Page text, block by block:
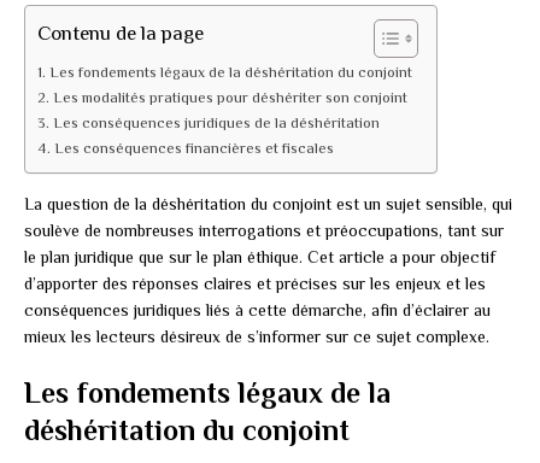
Contenu de la page
Les fondements légaux de la déshéritation du conjoint
Les modalités pratiques pour déshériter son conjoint
Les conséquences juridiques de la déshéritation
Les conséquences financières et fiscales
La question de la déshéritation du conjoint est un sujet sensible, qui
soulève de nombreuses interrogations et préoccupations, tant sur
le plan juridique que sur le plan éthique. Cet article a pour objectif
d’apporter des réponses claires et précises sur les enjeux et les
conséquences juridiques liés à cette démarche, afin d’éclairer au
mieux les lecteurs désireux de s’informer sur ce sujet complexe.
Les fondements légaux de la
déshéritation du conjoint